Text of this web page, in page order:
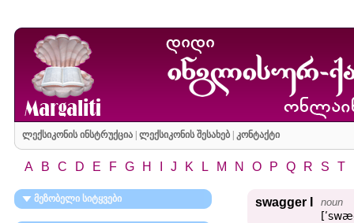
ლექსიკონის ინსტრუქცია| ლექსიკონის შესახებ| კონტაქტი
A B C D E F G H J K L M N O P Q R S T
მეზობელი სიტყვები swagger I noun